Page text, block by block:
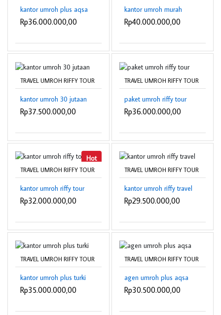
kantor umroh plus aqsa
Rp36.000.000,00
kantor umroh murah
Rp40.000.000,00
TRAVEL UMROH RIFFY TOUR
kantor umroh 30 jutaan
Rp37.500.000,00
TRAVEL UMROH RIFFY TOUR
paket umroh riffy tour
Rp36.000.000,00
Hot
TRAVEL UMROH RIFFY TOUR
kantor umroh riffy tour
Rp32.000.000,00
TRAVEL UMROH RIFFY TOUR
kantor umroh riffy travel
Rp29.500.000,00
TRAVEL UMROH RIFFY TOUR
kantor umroh plus turki
Rp35.000.000,00
TRAVEL UMROH RIFFY TOUR
agen umroh plus aqsa
Rp30.500.000,00